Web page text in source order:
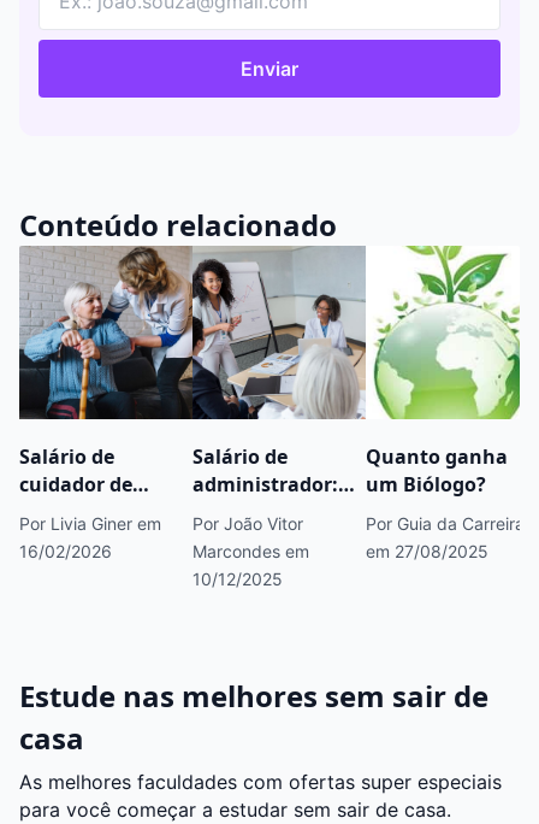
Enviar
Conteúdo relacionado
Salário de
cuidador de
idoso: quanto
ganha em 2026?
Por Livia Giner em
16/02/2026
Salário de
administrador:
quanto ganha,
onde atuar e
como evoluir na
carreira
Por João Vitor
Marcondes em
10/12/2025
Quanto ganha
um Biólogo?
Por Guia da Carreira
em 27/08/2025
Estude nas melhores sem sair de
casa
As melhores faculdades com ofertas super especiais
para você começar a estudar sem sair de casa.